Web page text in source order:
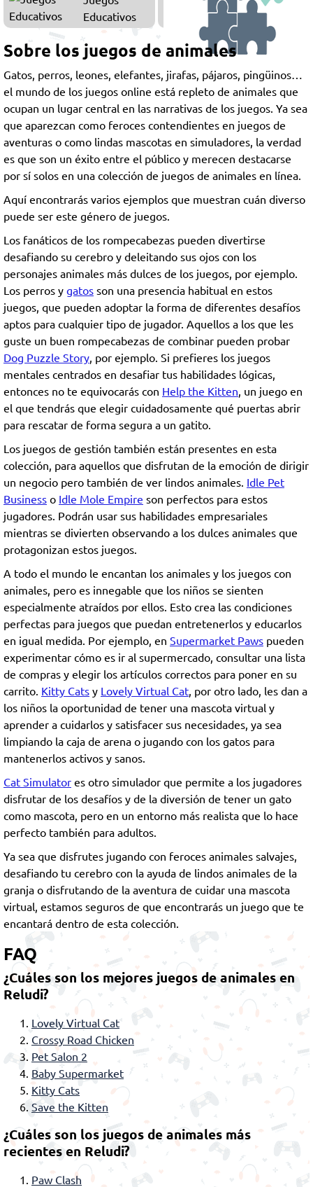
Educativos
Sobre los juegos de animales
Gatos, perros, leones, elefantes, jirafas, pájaros, pingüinos…
el mundo de los juegos online está repleto de animales que
ocupan un lugar central en las narrativas de los juegos. Ya sea
que aparezcan como feroces contendientes en juegos de
aventuras o como lindas mascotas en simuladores, la verdad
es que son un éxito entre el público y merecen destacarse
por sí solos en una colección de juegos de animales en línea.
Aquí encontrarás varios ejemplos que muestran cuán diverso
puede ser este género de juegos.
Los fanáticos de los rompecabezas pueden divertirse
desafiando su cerebro y deleitando sus ojos con los
personajes animales más dulces de los juegos, por ejemplo.
Los perros y gatos son una presencia habitual en estos
juegos, que pueden adoptar la forma de diferentes desafíos
aptos para cualquier tipo de jugador. Aquellos a los que les
guste un buen rompecabezas de combinar pueden probar
Dog Puzzle Story , por ejemplo. Si prefieres los juegos
mentales centrados en desafiar tus habilidades lógicas,
entonces no te equivocarás con Help the Kitten , un juego en
el que tendrás que elegir cuidadosamente qué puertas abrir
para rescatar de forma segura a un gatito.
Los juegos de gestión también están presentes en esta
colección, para aquellos que disfrutan de la emoción de dirigir
un negocio pero también de ver lindos animales. Idle Pet
Business o Idle Mole Empire son perfectos para estos
jugadores. Podrán usar sus habilidades empresariales
mientras se divierten observando a los dulces animales que
protagonizan estos juegos.
A todo el mundo le encantan los animales y los juegos con
animales, pero es innegable que los niños se sienten
especialmente atraídos por ellos. Esto crea las condiciones
perfectas para juegos que puedan entretenerlos y educarlos
en igual medida. Por ejemplo, en Supermarket Paws pueden
experimentar cómo es ir al supermercado, consultar una lista
de compras y elegir los artículos correctos para poner en su
carrito. Kitty Cats y Lovely Virtual Cat , por otro lado, les dan a
los niños la oportunidad de tener una mascota virtual y
aprender a cuidarlos y satisfacer sus necesidades, ya sea
limpiando la caja de arena o jugando con los gatos para
mantenerlos activos y sanos.
Cat Simulator es otro simulador que permite a los jugadores
disfrutar de los desafíos y de la diversión de tener un gato
como mascota, pero en un entorno más realista que lo hace
perfecto también para adultos.
Ya sea que disfrutes jugando con feroces animales salvajes,
desafiando tu cerebro con la ayuda de lindos animales de la
granja o disfrutando de la aventura de cuidar una mascota
virtual, estamos seguros de que encontrarás un juego que te
encantará dentro de esta colección.
FAQ
¿Cuáles son los mejores juegos de animales en
Reludi?
Lovely Virtual Cat
Crossy Road Chicken
Pet Salon 2
Baby Supermarket
Kitty Cats
Save the Kitten
¿Cuáles son los juegos de animales más
recientes en Reludi?
Paw Clash